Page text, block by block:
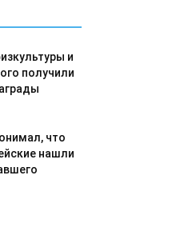
и
получили
что
нашли